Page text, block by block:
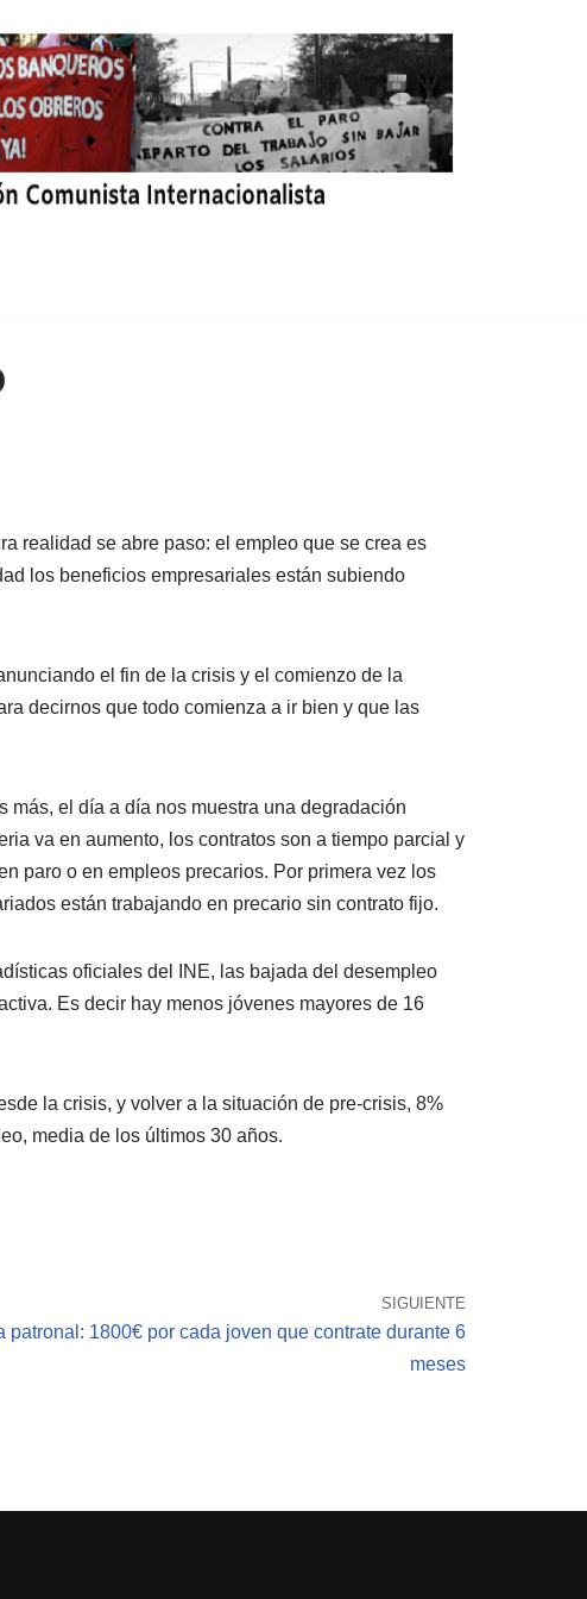
realidad se abre paso: el empleo que se crea es
los beneficios empresariales están subiendo
el fin de la crisis y el comienzo de la
decirnos que todo comienza a ir bien y que las
el día a día nos muestra una degradación
va en aumento, los contratos son a tiempo parcial y
paro o en empleos precarios. Por primera vez los
están trabajando en precario sin contrato fijo.
oficiales del INE, las bajada del desempleo
Es decir hay menos jóvenes mayores de 16
la crisis, y volver a la situación de pre-crisis, 8%
media de los últimos 30 años.
SIGUIENTE
patronal: 1800€ por cada joven que contrate durante 6
meses